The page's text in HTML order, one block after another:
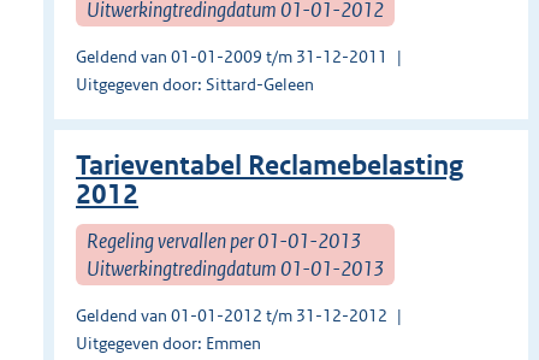
Uitwerkingtredingdatum 01-01-2012
Geldend van 01-01-2009 t/m 31-12-2011
Uitgegeven door: Sittard-Geleen
Tarieventabel Reclamebelasting
2012
Regeling vervallen per 01-01-2013
Uitwerkingtredingdatum 01-01-2013
Geldend van 01-01-2012 t/m 31-12-2012
Uitgegeven door: Emmen